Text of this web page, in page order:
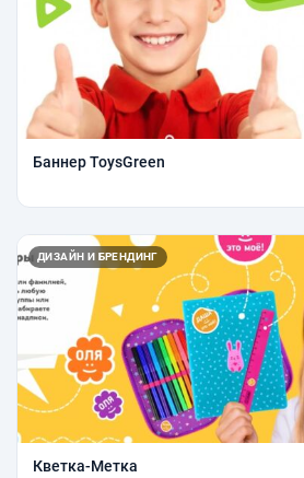
Баннер ToysGreen
ДИЗАЙН И БРЕНДИНГ
Кветка-Метка